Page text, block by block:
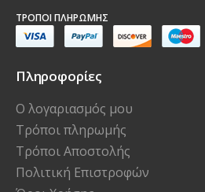
ΤΡΌΠΟΙ ΠΛΗΡΩΜΉΣ
Πληροφορίες
Ο λογαριασμός μου
Τρόποι πληρωμής
Τρόποι Αποστολής
Πολιτική Επιστροφών